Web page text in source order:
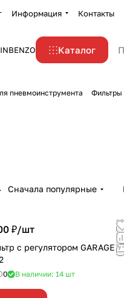
Информация Контакты
Каталог
пневмоинструмента Фильтры
Сначала популярные
₽/шт
с регулятором GARAGE
0 В наличии: 14 шт